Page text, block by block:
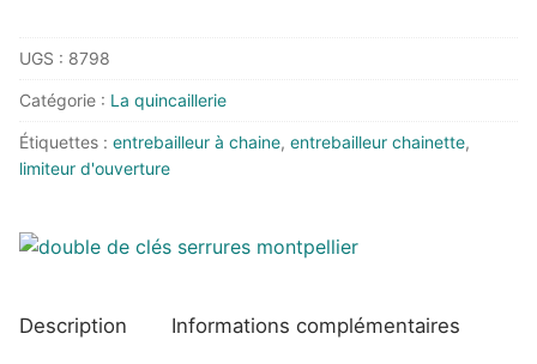
à
chaîne
porte
limiteur
UGS : 8798
Catégorie : La quincaillerie
Étiquettes : entrebailleur à chaine, entrebailleur chainette,
limiteur d'ouverture
Description Informations complémentaires